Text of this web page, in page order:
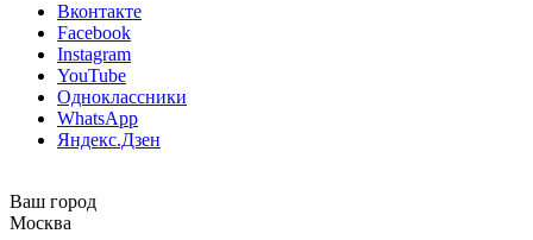
Вконтакте
Facebook
Instagram
YouTube
Одноклассники
WhatsApp
Яндекс.Дзен
Ваш город
Москва